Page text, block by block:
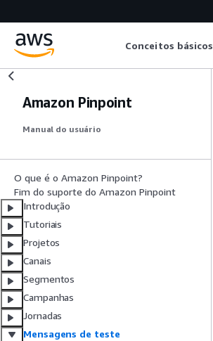
Conceitos básicos
Amazon Pinpoint
Manual do usuário
O que é o Amazon Pinpoint?
Fim do suporte do Amazon Pinpoint
Introdução
Tutoriais
Projetos
Canais
Segmentos
Campanhas
Jornadas
Mensagens de teste